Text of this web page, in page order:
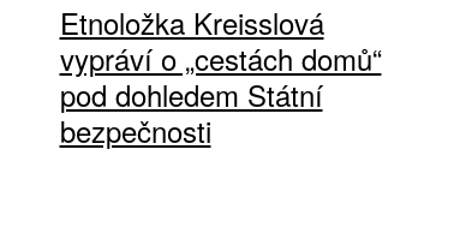
Etnoložka Kreisslová
vypráví o „cestách domů“
pod dohledem Státní
bezpečnosti